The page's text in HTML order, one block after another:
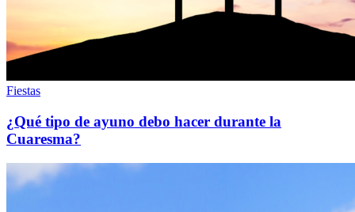
Fiestas
¿Qué tipo de ayuno debo hacer durante la
Cuaresma?